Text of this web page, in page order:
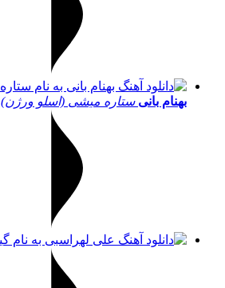
بهنام بانی ستاره میشی (اسلو ورژن)